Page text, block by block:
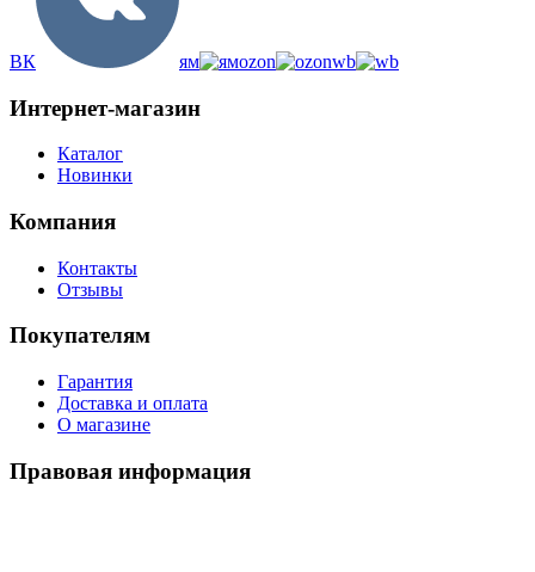
ВК ям ozon wb
Интернет-магазин
Каталог
Новинки
Компания
Контакты
Отзывы
Покупателям
Гарантия
Доставка и оплата
О магазине
Правовая информация